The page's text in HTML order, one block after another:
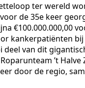
ter wereld
de 35e keer
€100.000.000,00
kankerpatiënten
deel van dit
’t Halve
door de regio,